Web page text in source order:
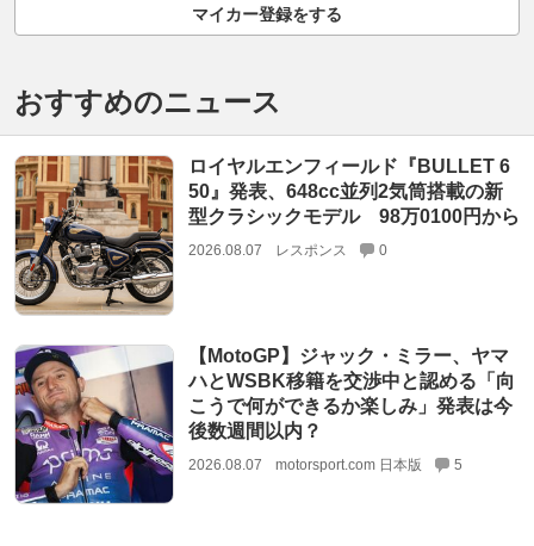
マイカー登録をする
おすすめのニュース
ロイヤルエンフィールド『BULLET 6
50』発表、648cc並列2気筒搭載の新
型クラシックモデル 98万0100円から
2026.08.07 レスポンス 0
【MotoGP】ジャック・ミラー、ヤマ
ハとWSBK移籍を交渉中と認める「向
こうで何ができるか楽しみ」発表は今
後数週間以内？
2026.08.07 motorsport.com 日本版 5